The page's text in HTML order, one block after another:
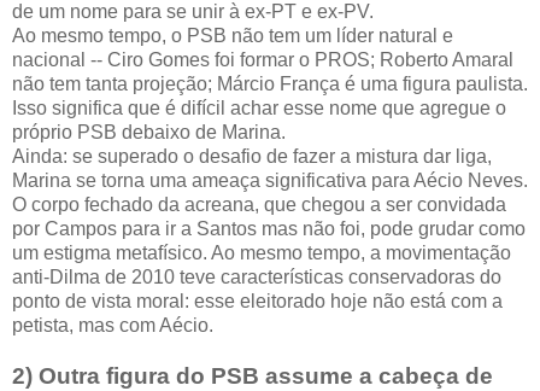
de um nome para se unir à ex-PT e ex-PV.
Ao mesmo tempo, o PSB não tem um líder natural e
nacional -- Ciro Gomes foi formar o PROS; Roberto Amaral
não tem tanta projeção; Márcio França é uma figura paulista.
Isso significa que é difícil achar esse nome que agregue o
próprio PSB debaixo de Marina.
Ainda: se superado o desafio de fazer a mistura dar liga,
Marina se torna uma ameaça significativa para Aécio Neves.
O corpo fechado da acreana, que chegou a ser convidada
por Campos para ir a Santos mas não foi, pode grudar como
um estigma metafísico. Ao mesmo tempo, a movimentação
anti-Dilma de 2010 teve características conservadoras do
ponto de vista moral: esse eleitorado hoje não está com a
petista, mas com Aécio.
2) Outra figura do PSB assume a cabeça de